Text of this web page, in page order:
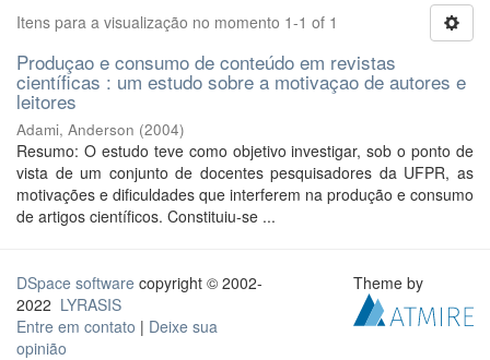
Itens para a visualização no momento 1-1 of 1
Produçao e consumo de conteúdo em revistas
científicas : um estudo sobre a motivaçao de autores e
leitores
Adami, Anderson (2004)
Resumo: O estudo teve como objetivo investigar, sob o ponto de
vista de um conjunto de docentes pesquisadores da UFPR, as
motivações e dificuldades que interferem na produção e consumo
de artigos científicos. Constituiu-se ...
DSpace software copyright © 2002-
2022 LYRASIS
Entre em contato | Deixe sua
opinião
Theme by